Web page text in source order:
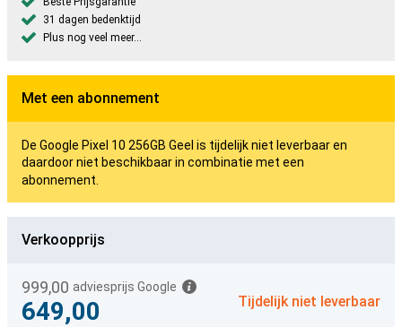
31 dagen bedenktijd
Plus nog veel meer...
Met een abonnement
De Google Pixel 10 256GB Geel is tijdelijk niet leverbaar en
daardoor niet beschikbaar in combinatie met een
abonnement.
Verkoopprijs
999,00 adviesprijs Google
649,00 Tijdelijk niet leverbaar